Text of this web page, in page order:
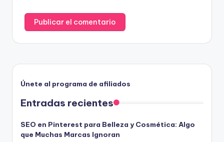
Únete al programa de afiliados
Entradas recientes
SEO en Pinterest para Belleza y Cosmética: Algo
que Muchas Marcas Ignoran